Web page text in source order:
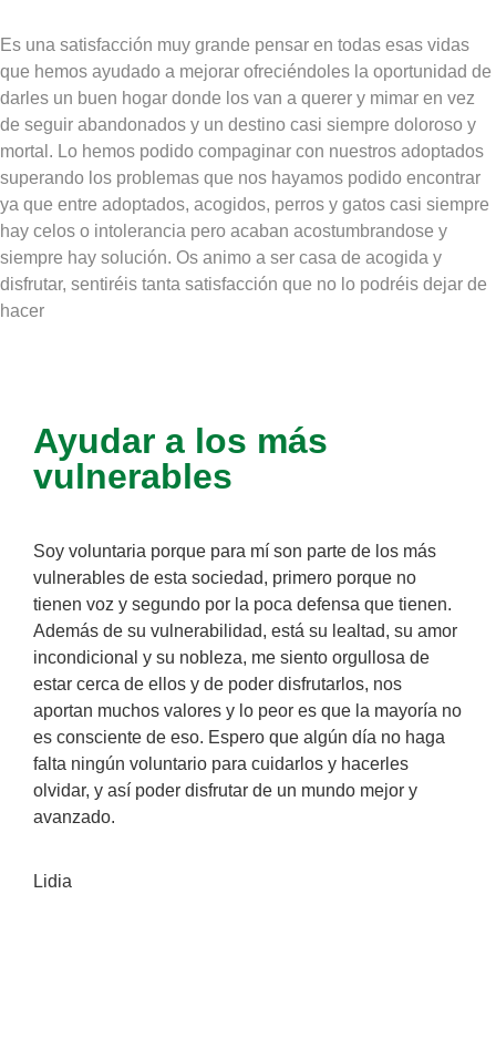
Es una satisfacción muy grande pensar en todas esas vidas
que hemos ayudado a mejorar ofreciéndoles la oportunidad de
darles un buen hogar donde los van a querer y mimar en vez
de seguir abandonados y un destino casi siempre doloroso y
mortal. Lo hemos podido compaginar con nuestros adoptados
superando los problemas que nos hayamos podido encontrar
ya que entre adoptados, acogidos, perros y gatos casi siempre
hay celos o intolerancia pero acaban acostumbrandose y
siempre hay solución. Os animo a ser casa de acogida y
disfrutar, sentiréis tanta satisfacción que no lo podréis dejar de
hacer
Ayudar a los más
vulnerables
Soy voluntaria porque para mí son parte de los más
vulnerables de esta sociedad, primero porque no
tienen voz y segundo por la poca defensa que tienen.
Además de su vulnerabilidad, está su lealtad, su amor
incondicional y su nobleza, me siento orgullosa de
estar cerca de ellos y de poder disfrutarlos, nos
aportan muchos valores y lo peor es que la mayoría no
es consciente de eso. Espero que algún día no haga
falta ningún voluntario para cuidarlos y hacerles
olvidar, y así poder disfrutar de un mundo mejor y
avanzado.
Lidia